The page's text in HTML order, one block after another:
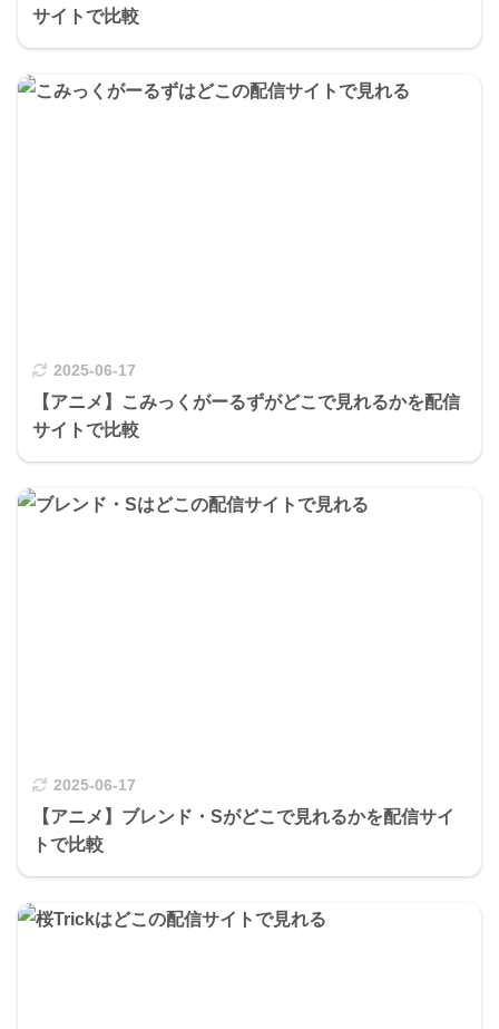
サイトで比較
2025-06-17
【アニメ】こみっくがーるずがどこで見れるかを配信
サイトで比較
2025-06-17
【アニメ】ブレンド・Sがどこで見れるかを配信サイ
トで比較